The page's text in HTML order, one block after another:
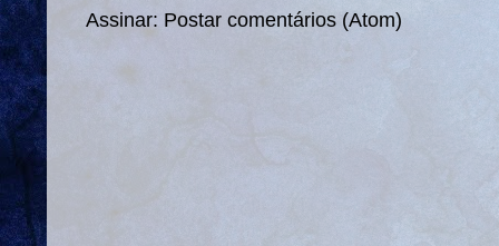
Assinar: Postar comentários (Atom)